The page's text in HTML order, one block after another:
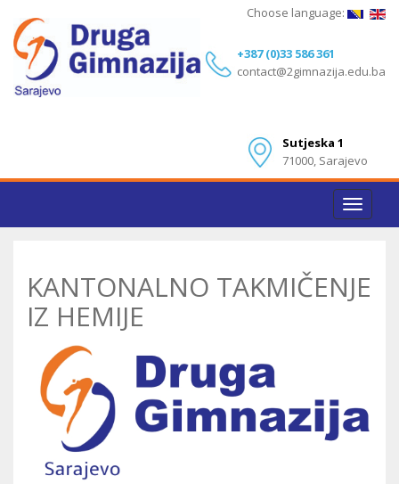
+387 (0)33 586 361
contact@2gimnazija.edu.ba
Sutjeska 1
71000, Sarajevo
Choose language:
Toggle
KANTONALNO TAKMIČENJE
IZ HEMIJE